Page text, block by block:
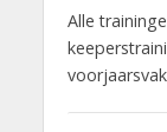
Alle